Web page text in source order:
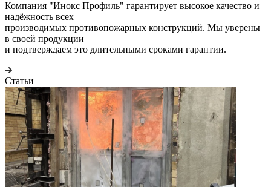
Компания "Инокс Профиль" гарантирует высокое качество и
надёжность всех
производимых противопожарных конструкций. Мы уверены
в своей продукции
и подтверждаем это длительными сроками гарантии.
Статьи